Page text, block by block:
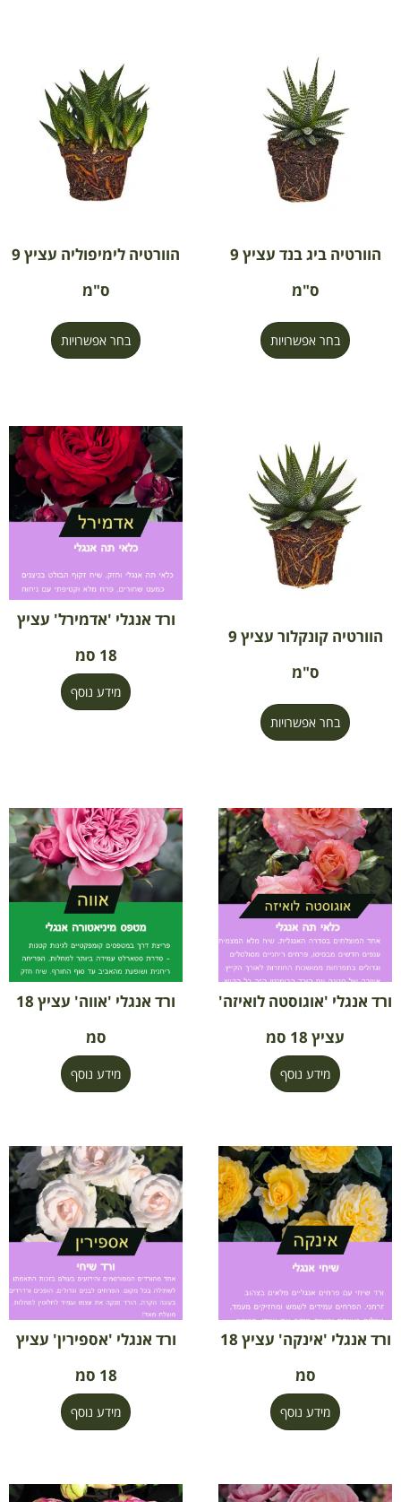
הוורטיה ביג בנד עציץ 9
ס"מ
בחר אפשרויות
הוורטיה לימיפוליה עציץ 9
ס"מ
בחר אפשרויות
הוורטיה קונקלור עציץ 9
ס"מ
בחר אפשרויות
ורד אנגלי 'אדמירל' עציץ
18 סמ
מידע נוסף
ורד אנגלי 'אוגוסטה לואיזה'
עציץ 18 סמ
מידע נוסף
ורד אנגלי 'אווה' עציץ 18
סמ
מידע נוסף
ורד אנגלי 'אינקה' עציץ 18
סמ
מידע נוסף
ורד אנגלי 'אספירין' עציץ
18 סמ
מידע נוסף